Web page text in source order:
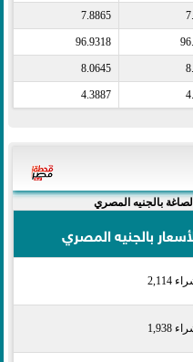
7.8865
96.9318
8.0645
4.3887
بالجنيه المصري
بالجنيه المصري